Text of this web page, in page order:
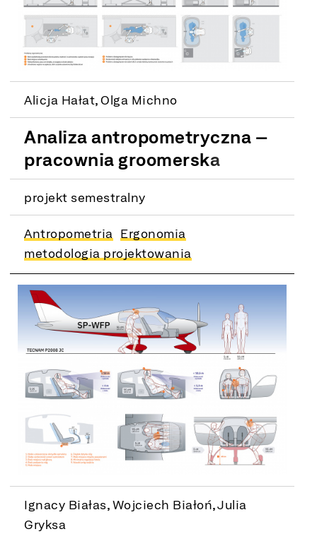
Alicja Hałat, Olga Michno
Analiza antropometryczna –
pracownia groomerska
projekt semestralny
Antropometria
Ergonomia
metodologia projektowania
Ignacy Białas, Wojciech Białoń, Julia
Gryksa